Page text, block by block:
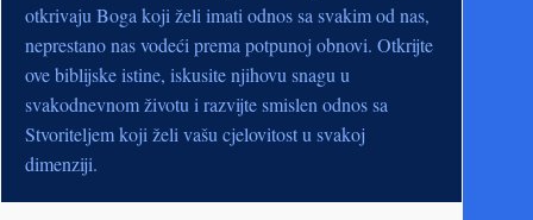
otkrivaju Boga koji želi imati odnos sa svakim od nas,
neprestano nas vodeći prema potpunoj obnovi. Otkrijte
ove biblijske istine, iskusite njihovu snagu u
svakodnevnom životu i razvijte smislen odnos sa
Stvoriteljem koji želi vašu cjelovitost u svakoj
dimenziji.